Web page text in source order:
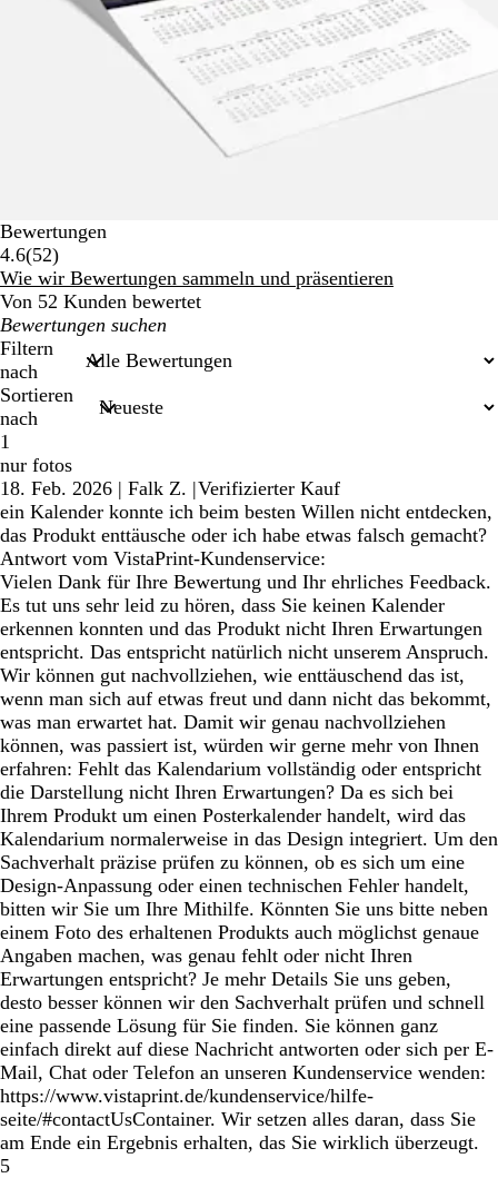
Bewertungen
4.6(5252
Bewertungen
)
Wie wir Bewertungen sammeln und präsentieren
Von 52 Kunden bewertet
Meine
Sucheingaben
Filtern
nach
Sortieren
nach
1
nur fotos
18. Feb. 2026 | Falk Z. |Verifizierter Kauf
ein Kalender konnte ich beim besten Willen nicht entdecken,
das Produkt enttäusche oder ich habe etwas falsch gemacht?
Antwort vom VistaPrint-Kundenservice:
Vielen Dank für Ihre Bewertung und Ihr ehrliches Feedback.
Es tut uns sehr leid zu hören, dass Sie keinen Kalender
erkennen konnten und das Produkt nicht Ihren Erwartungen
entspricht. Das entspricht natürlich nicht unserem Anspruch.
Wir können gut nachvollziehen, wie enttäuschend das ist,
wenn man sich auf etwas freut und dann nicht das bekommt,
was man erwartet hat. Damit wir genau nachvollziehen
können, was passiert ist, würden wir gerne mehr von Ihnen
erfahren: Fehlt das Kalendarium vollständig oder entspricht
die Darstellung nicht Ihren Erwartungen? Da es sich bei
Ihrem Produkt um einen Posterkalender handelt, wird das
Kalendarium normalerweise in das Design integriert. Um den
Sachverhalt präzise prüfen zu können, ob es sich um eine
Design-Anpassung oder einen technischen Fehler handelt,
bitten wir Sie um Ihre Mithilfe. Könnten Sie uns bitte neben
einem Foto des erhaltenen Produkts auch möglichst genaue
Angaben machen, was genau fehlt oder nicht Ihren
Erwartungen entspricht? Je mehr Details Sie uns geben,
desto besser können wir den Sachverhalt prüfen und schnell
eine passende Lösung für Sie finden. Sie können ganz
einfach direkt auf diese Nachricht antworten oder sich per E-
Mail, Chat oder Telefon an unseren Kundenservice wenden:
https://www.vistaprint.de/kundenservice/hilfe-
seite/#contactUsContainer. Wir setzen alles daran, dass Sie
am Ende ein Ergebnis erhalten, das Sie wirklich überzeugt.
5